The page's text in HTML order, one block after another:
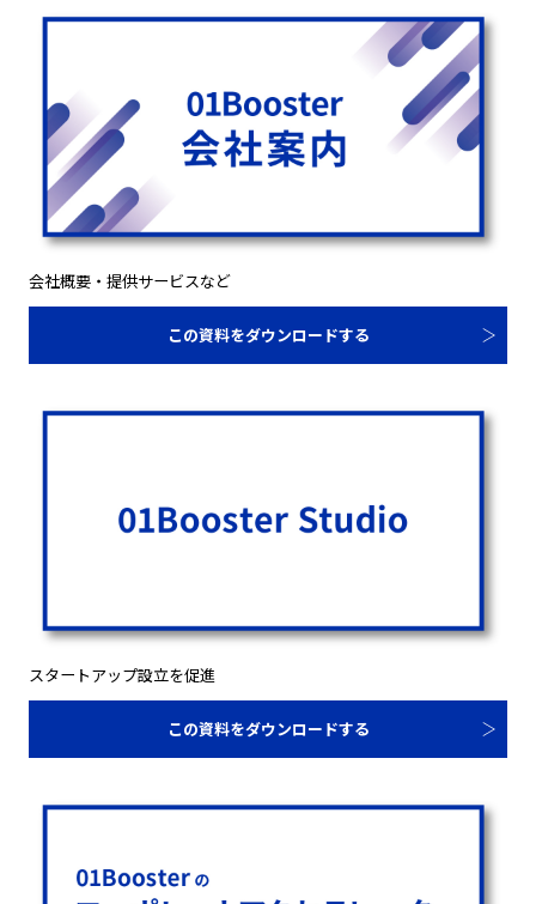
会社概要・提供サービスなど
この資料をダウンロードする
スタートアップ設立を促進
この資料をダウンロードする